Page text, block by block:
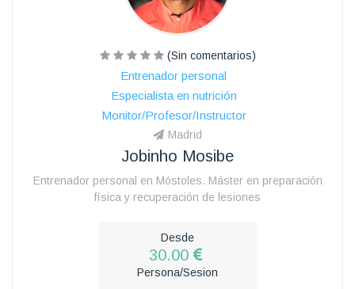
(Sin comentarios)
Entrenador personal
Especialista en nutrición
Monitor/Profesor/Instructor
Madrid
Jobinho Mosibe
Entrenador personal en Móstoles. Máster en preparación
física y recuperación de lesiones
Desde
30.00
Persona/Sesion